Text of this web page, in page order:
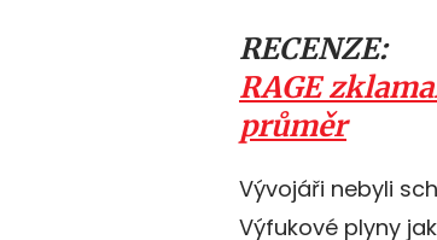
RECENZE:
RAGE
průměr
Vývojáři nebyli
Výfukové plyny